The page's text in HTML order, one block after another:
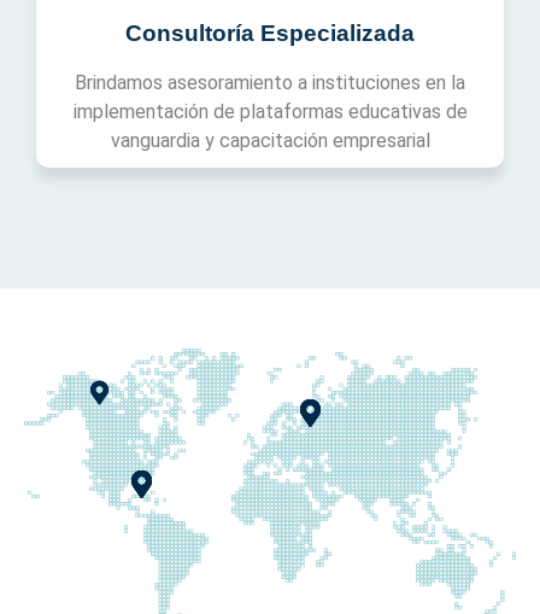
Consultoría Especializada
Brindamos asesoramiento a instituciones en la
implementación de plataformas educativas de
vanguardia y capacitación empresarial